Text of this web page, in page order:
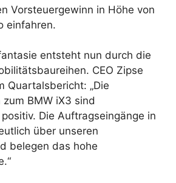
Vorsteuergewinn in Höhe von
einfahren.
entsteht nun durch die
CEO Zipse
Quartalsbericht: „Die
BMW iX3 sind
Die Auftragseingänge in
über unseren
belegen das hohe